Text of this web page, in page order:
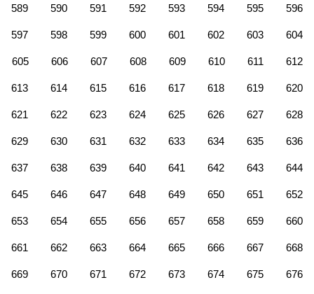
589 590 591 592 593 594 595 596
597 598 599 600 601 602 603 604
605 606 607 608 609 610 611 612
613 614 615 616 617 618 619 620
621 622 623 624 625 626 627 628
629 630 631 632 633 634 635 636
637 638 639 640 641 642 643 644
645 646 647 648 649 650 651 652
653 654 655 656 657 658 659 660
661 662 663 664 665 666 667 668
669 670 671 672 673 674 675 676